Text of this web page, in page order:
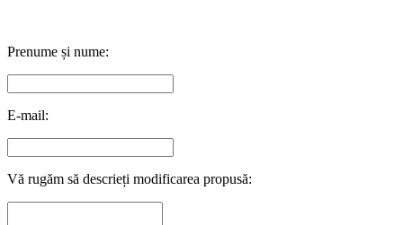
Prenume și nume:
E-mail:
Vă rugăm să descrieți modificarea propusă: